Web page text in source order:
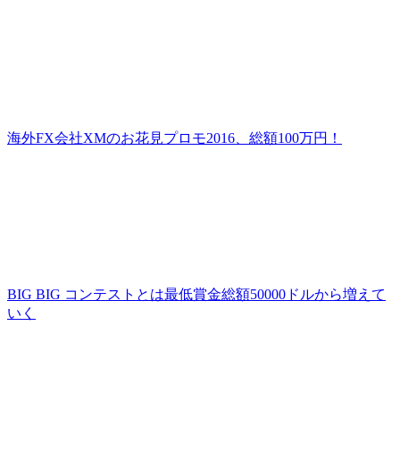
海外FX会社XMのお花見プロモ2016、総額100万円！
BIG BIG コンテストとは最低賞金総額50000ドルから増えて
いく